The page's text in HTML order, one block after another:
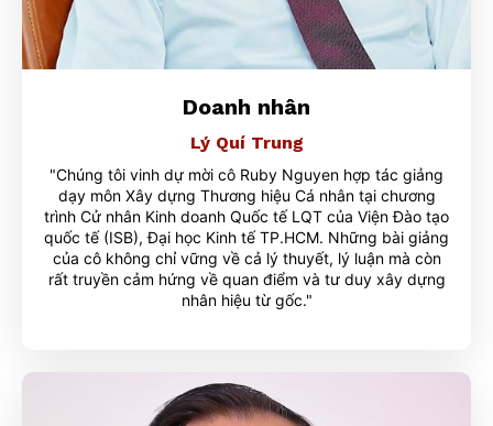
Doanh nhân
Lý Quí Trung
"Chúng tôi vinh dự mời cô Ruby Nguyen hợp tác giảng
dạy môn Xây dựng Thương hiệu Cá nhân tại chương
trình Cử nhân Kinh doanh Quốc tế LQT của Viện Đào tạo
quốc tế (ISB), Đại học Kinh tế TP.HCM. Những bài giảng
của cô không chỉ vững về cả lý thuyết, lý luận mà còn
rất truyền cảm hứng về quan điểm và tư duy xây dựng
nhân hiệu từ gốc."